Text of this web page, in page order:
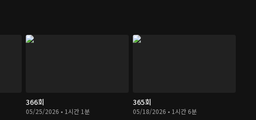
366회
05/25/2026 • 1시간 1분
365회
05/18/2026 • 1시간 6분